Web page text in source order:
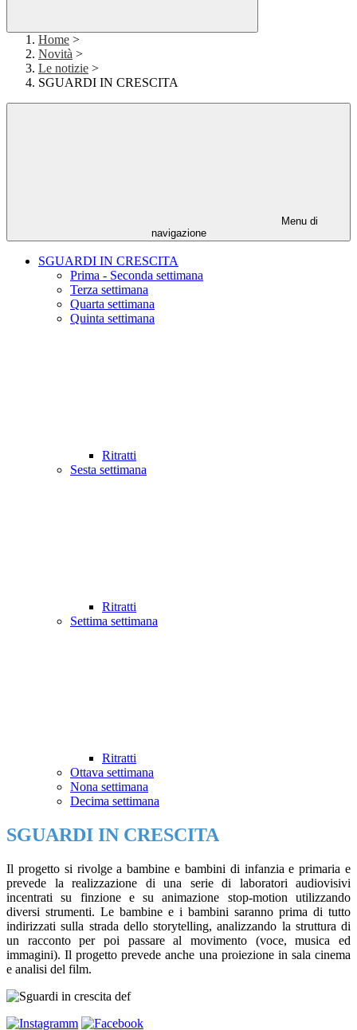
Home >
Novità >
Le notizie >
SGUARDI IN CRESCITA
Menu di
navigazione
SGUARDI IN CRESCITA
Prima - Seconda settimana
Terza settimana
Quarta settimana
Quinta settimana
Ritratti
Sesta settimana
Ritratti
Settima settimana
Ritratti
Ottava settimana
Nona settimana
Decima settimana
SGUARDI IN CRESCITA
Il progetto si rivolge a bambine e bambini di infanzia e primaria e
prevede la realizzazione di una serie di laboratori audiovisivi
incentrati su finzione e su animazione stop-motion utilizzando
diversi strumenti. Le bambine e i bambini saranno prima di tutto
indirizzati sulla strada dello storytelling, analizzando la struttura di
un racconto per poi passare al movimento (voce, musica ed
immagini). Il progetto prevede anche una proiezione in sala cinema
e analisi del film.